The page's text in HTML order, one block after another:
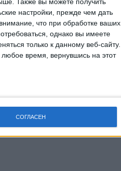
настройки, прежде чем дать
что при обработке ваших
однако вы имеете
только к данному веб-сайту.
время, вернувшись на этот
СОГЛАСЕН